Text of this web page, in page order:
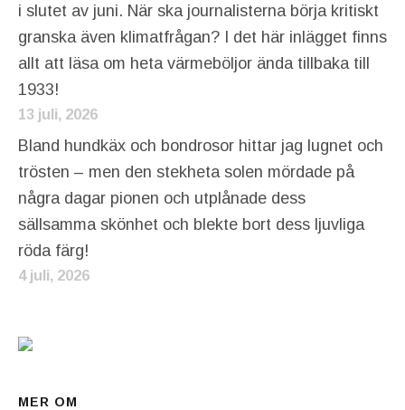
i slutet av juni. När ska journalisterna börja kritiskt
granska även klimatfrågan? I det här inlägget finns
allt att läsa om heta värmeböljor ända tillbaka till
1933!
13 juli, 2026
Bland hundkäx och bondrosor hittar jag lugnet och
trösten – men den stekheta solen mördade på
några dagar pionen och utplånade dess
sällsamma skönhet och blekte bort dess ljuvliga
röda färg!
4 juli, 2026
MER OM